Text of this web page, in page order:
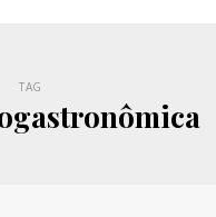
TAG